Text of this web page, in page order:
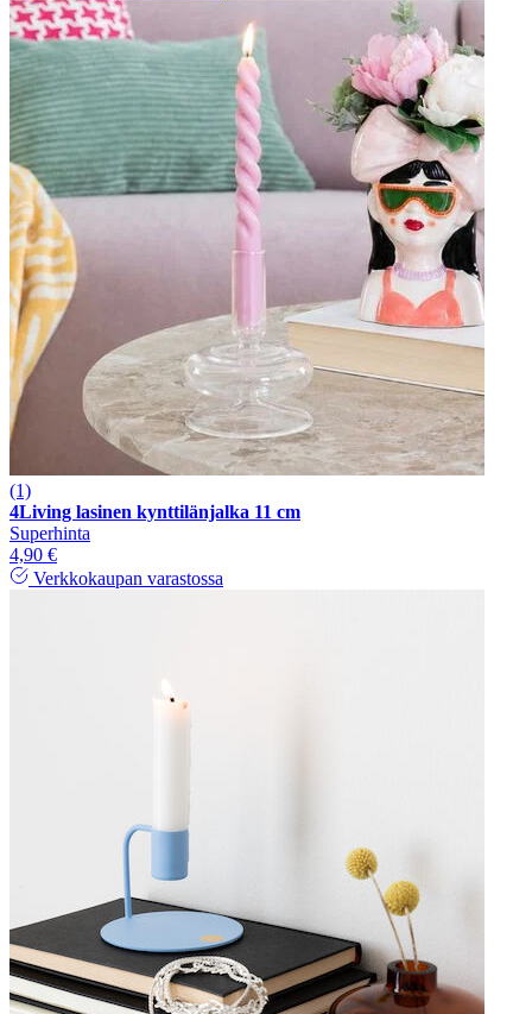
(1)
4Living lasinen kynttilänjalka 11 cm
Superhinta
4,90 €
Verkkokaupan varastossa